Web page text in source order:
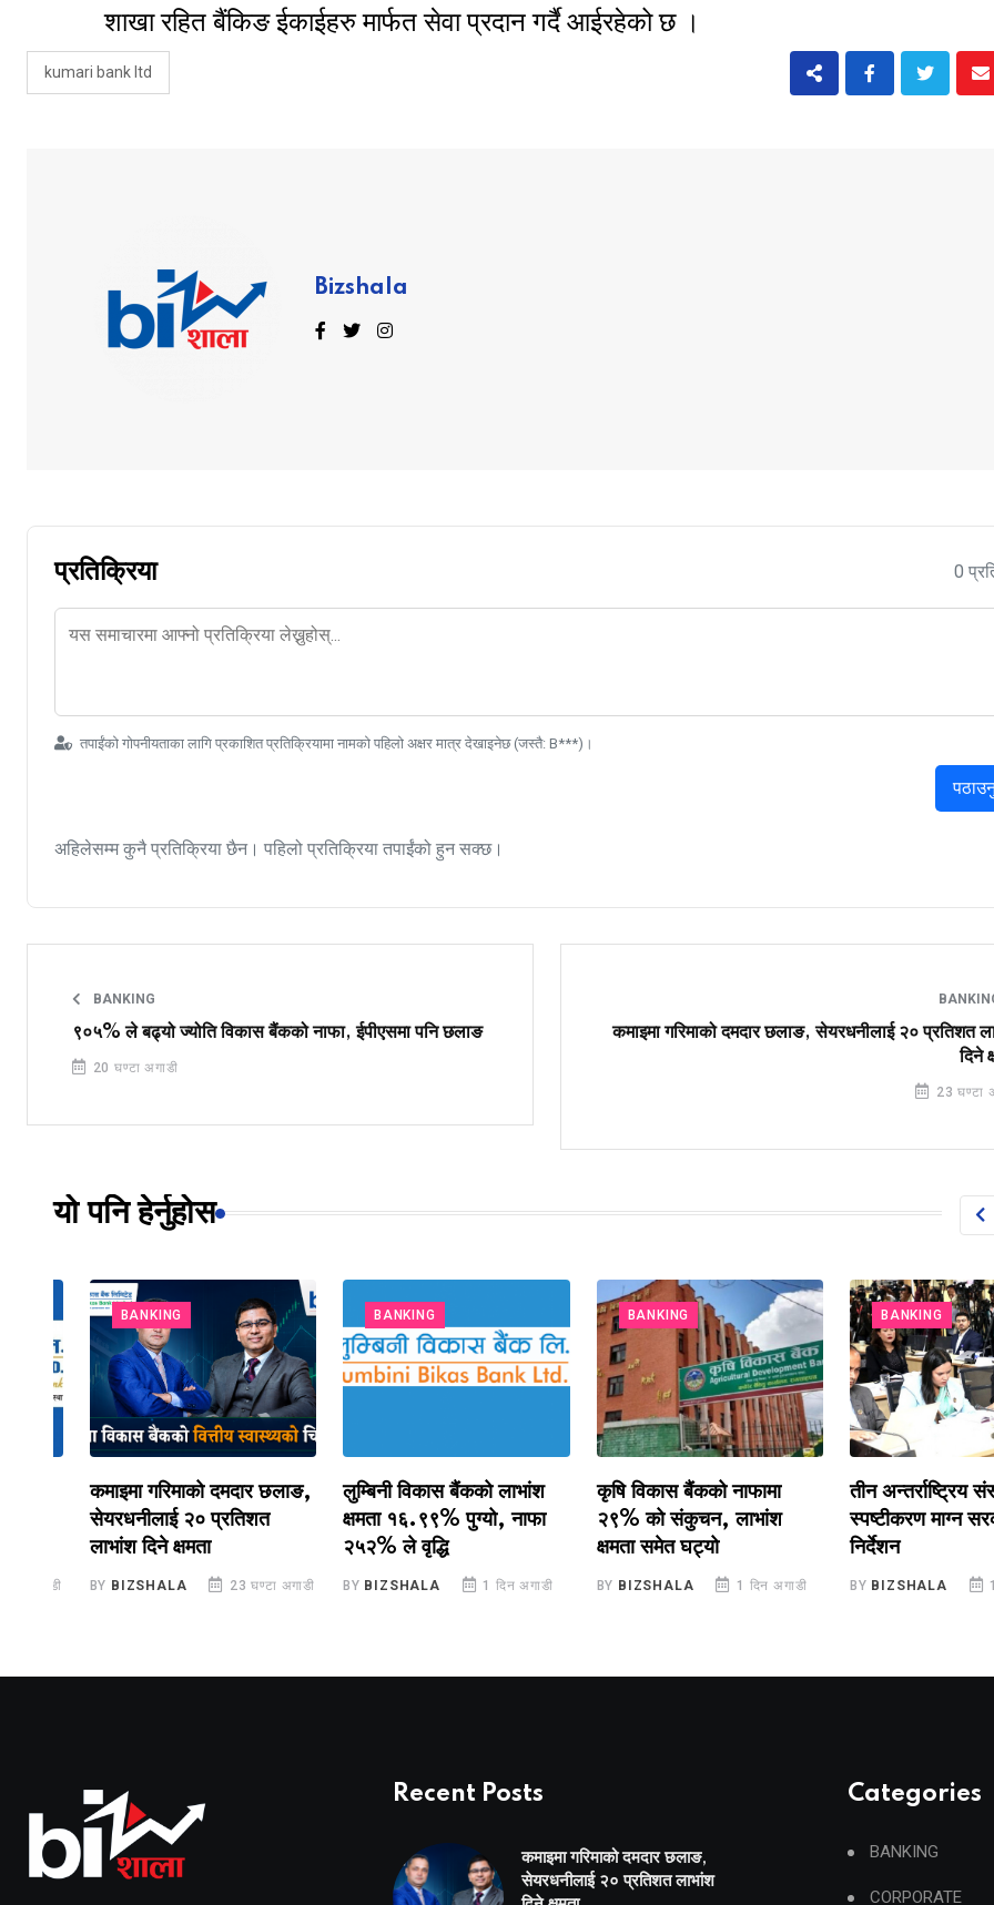
शाखा रहित बैंकिङ ईकाईहरु मार्फत सेवा प्रदान गर्दै आईरहेको छ ।
kumari bank ltd
Bizshala
प्रतिक्रिया 0
तपाईंको गोपनीयताका लागि प्रकाशित प्रतिक्रियामा नामको पहिलो अक्षर मात्र देखाइनेछ (जस्तै: B***)।
अहिलेसम्म कुनै प्रतिक्रिया छैन। पहिलो प्रतिक्रिया तपाईंको हुन सक्छ।
BANKING
९०५% ले बढ्यो ज्योति विकास बैंकको नाफा, ईपीएसमा पनि छलाङ
20 घण्टा अगाडी
कमाइमा गरिमाको दमदार छलाङ, सेयरधनीलाई २० प्रतिशत
दिने
23 घण्टा
यो पनि हेर्नुहोस
BANKING
कमाइमा गरिमाको दमदार छलाङ,
सेयरधनीलाई २० प्रतिशत
लाभांश दिने क्षमता
BY BIZSHALA 23 घण्टा अगाडी
BANKING
लुम्बिनी विकास बैंकको लाभांश
क्षमता १६.९९% पुग्यो, नाफा
२५२% ले वृद्धि
BY BIZSHALA 1 दिन अगाडी
BANKING
कृषि विकास बैंकको नाफामा
२९% को संकुचन, लाभांश
क्षमता समेत घट्यो
BIZSHALA 1 दिन अगाडी
BANKING
तीन अन्तर्राष्ट्रिय
स्पष्टीकरण माग्न
निर्देशन
BIZSHALA 1 दिन
Recent Posts
कमाइमा गरिमाको दमदार छलाङ,
सेयरधनीलाई २० प्रतिशत लाभांश
Categories
BANKING
CORPORATE